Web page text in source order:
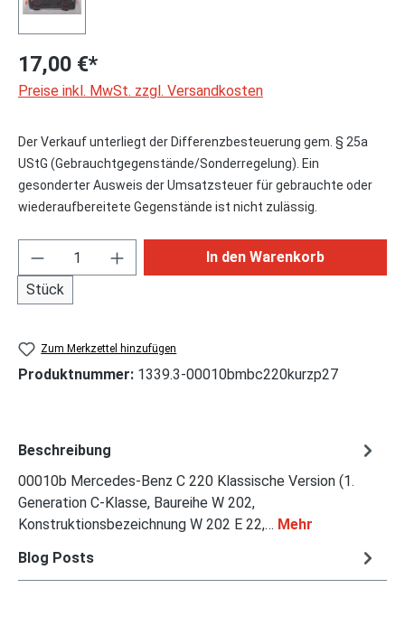
17,00 €*
Preise inkl. MwSt. zzgl. Versandkosten
Der Verkauf unterliegt der Differenzbesteuerung gem. § 25a
UStG (Gebrauchtgegenstände/Sonderregelung). Ein
gesonderter Ausweis der Umsatzsteuer für gebrauchte oder
wiederaufbereitete Gegenstände ist nicht zulässig.
Produkt Anzahl: Gib den gewünschten
Stück
In den Warenkorb
Zum Merkzettel hinzufügen
Produktnummer: 1339.3-00010bmbc220kurzp27
Beschreibung
00010b Mercedes-Benz C 220 Klassische Version (1.
Generation C-Klasse, Baureihe W 202,
Konstruktionsbezeichnung W 202 E 22,… Mehr
Blog Posts